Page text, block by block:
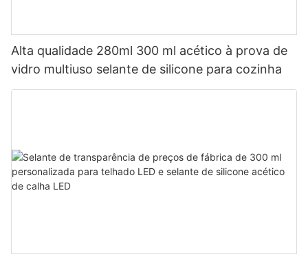
Alta qualidade 280ml 300 ml acético à prova de
vidro multiuso selante de silicone para cozinha